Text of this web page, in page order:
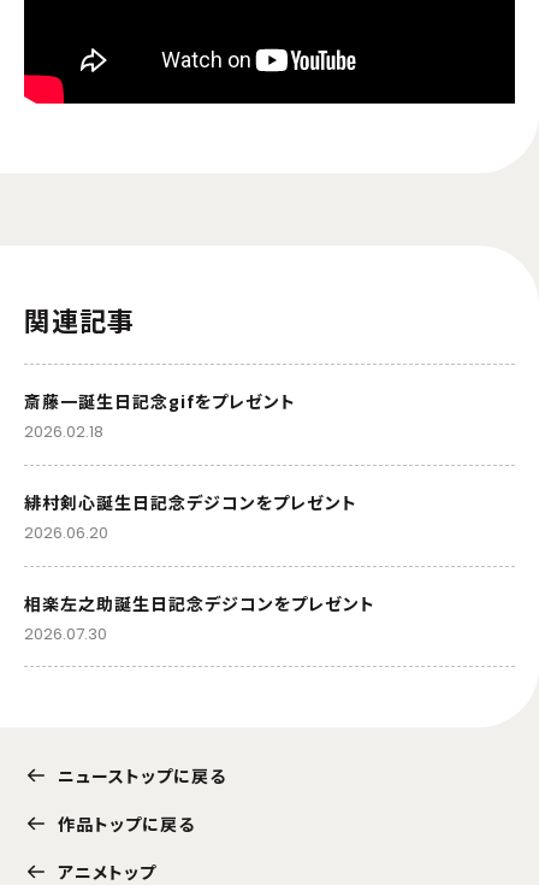
関連記事
斎藤一誕生日記念gifをプレゼント
2026.02.18
緋村剣心誕生日記念デジコンをプレゼント
2026.06.20
相楽左之助誕生日記念デジコンをプレゼント
2026.07.30
ニューストップに戻る
作品トップに戻る
アニメトップ